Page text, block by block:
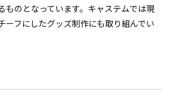
ものとなっています。キャステムでは現
ーフにしたグッズ制作にも取り組んでい